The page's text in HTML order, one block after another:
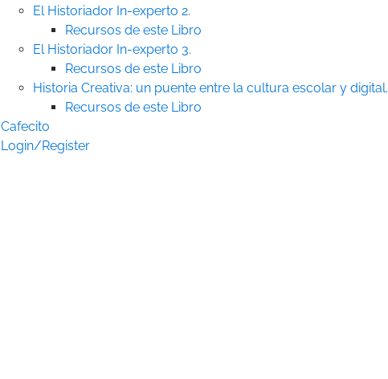
El Historiador In-experto 2.
Recursos de este Libro
El Historiador In-experto 3.
Recursos de este Libro
Historia Creativa: un puente entre la cultura escolar y digital.
Recursos de este Libro
Cafecito
Login/Register